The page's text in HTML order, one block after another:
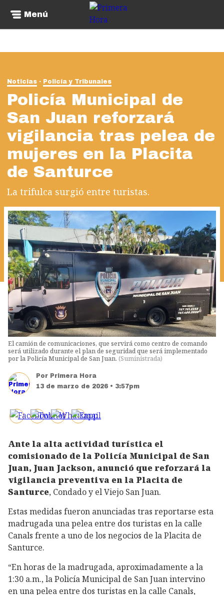
Menú
Noticias Policía y Tribunales
Policía Municipal de
San Juan reforzará
vigilancia tras pelea de
mujeres en la Placita
de Santurce
La trifulca surgió entre turistas.
El camión de comunicaciones, que servirá como centro de comando
será utilizado durante el plan de seguridad que será implementado
por la Policía Municipal de San Juan. (Suministrada)
Por Primera Hora
13 de marzo de 2026 • 3:57pm
Ante la alta actividad turística el
comisionado de la Policía Municipal de San
Juan, Juan Jackson, anunció que reforzará la
vigilancia preventiva en la Placita de
Santurce, Condado y el Viejo San Juan.
Estas medidas fueron anunciadas tras reportarse esta
madrugada una pelea entre dos turistas en la calle
Canals frente a uno de los negocios de la Placita de
Santurce.
“En horas de la madrugada, aproximadamente a la
1:30 a.m., la Policía Municipal de San Juan intervino
en una pelea entre dos turistas en la calle Canals,